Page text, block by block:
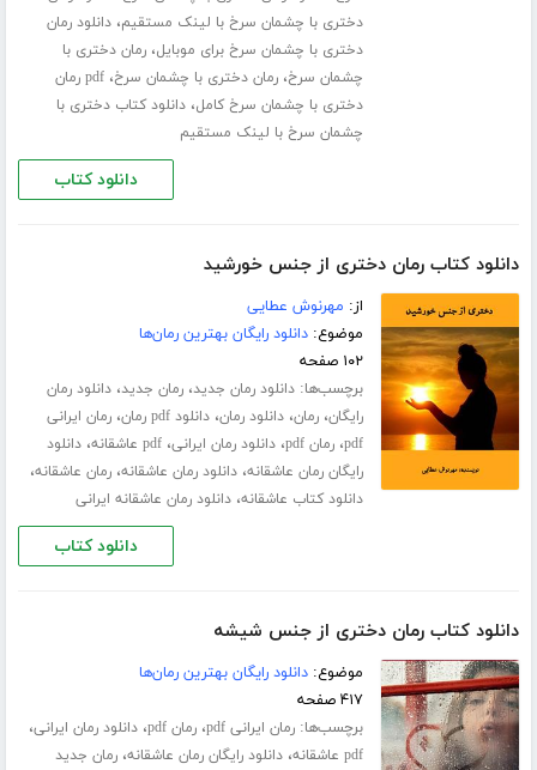
دختری با چشمان سرخ با لینک مستقیم،دانلود رمان
دختری با چشمان سرخ برای موبایل،رمان دختری با
چشمان سرخ،رمان دختری با چشمان سرخ،
pdf رمان
دختری با چشمان سرخ کامل،دانلود کتاب دختری با
چشمان سرخ با لینک مستقیم
دانلود کتاب
دانلود کتاب رمان دختری از جنس خورشید
از: مهرنوش عطایی
موضوع:دانلود رایگان بهترین رمان‌ها
۱۰۲ صفحه
برچسب‌ها:دانلود رمان جدید،رمان جدید،دانلود رمان
رایگان،رمان،دانلود رمان،دانلود pdf رمان ،رمان ایرانی
pdf،رمان pdf ،دانلود رمان ایرانی،pdf عاشقانه ،دانلود
رایگان رمان عاشقانه،دانلود رمان عاشقانه،رمان عاشقانه،
دانلود کتاب عاشقانه،دانلود رمان عاشقانه ایرانی
دانلود کتاب
دانلود کتاب رمان دختری از جنس شیشه
موضوع:دانلود رایگان بهترین رمان‌ها
۴۱۷ صفحه
برچسب‌ها:رمان ایرانی pdf ،رمان pdf ،دانلود رمان ایرانی،
pdf عاشقانه ،دانلود رایگان رمان عاشقانه،رمان جدید